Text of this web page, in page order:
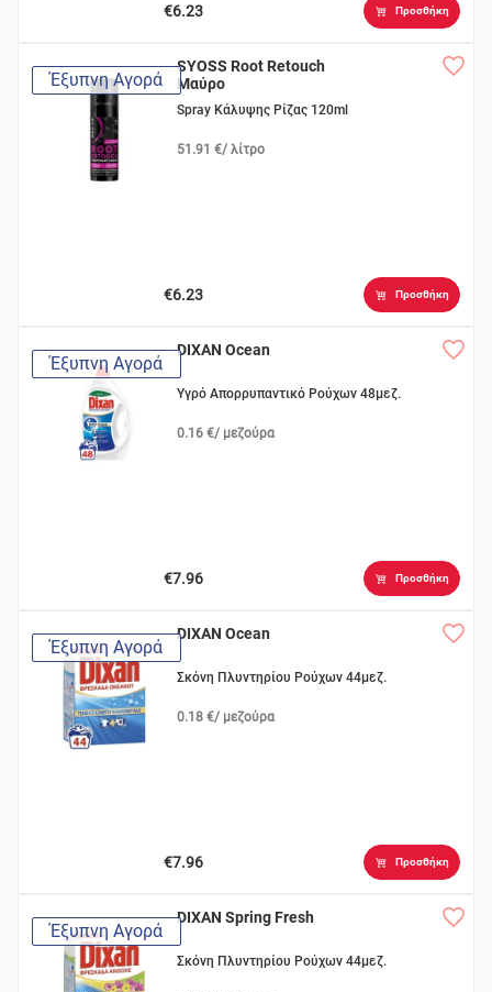
€6.23 Προσθήκη
Έξυπνη Αγορά
SYOSS Root Retouch
Μαύρο
Spray Κάλυψης Ρίζας 120ml
51.91 €/ λίτρο
€6.23 Προσθήκη
Έξυπνη Αγορά
DIXAN Ocean
Υγρό Απορρυπαντικό Ρούχων 48μεζ.
0.16 €/ μεζούρα
€7.96 Προσθήκη
Έξυπνη Αγορά
DIXAN Ocean
Σκόνη Πλυντηρίου Ρούχων 44μεζ.
0.18 €/ μεζούρα
€7.96 Προσθήκη
Έξυπνη Αγορά
DIXAN Spring Fresh
Σκόνη Πλυντηρίου Ρούχων 44μεζ.